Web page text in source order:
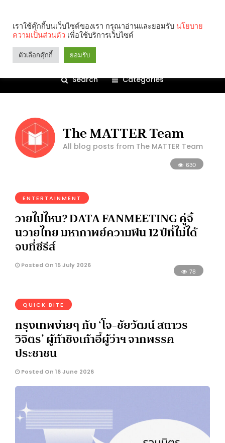
Search Categories
The MATTER Team
All blog posts from The MATTER Team
630
ENTERTAINMENT
วายไปไหน? DATA FANMEETING คู่จิ้
นวายไทย มหากาพย์ความฟิน 12 ปีที่ไม่ได้
จบที่ซีรีส์
Posted On 15 July 2026
78
QUICK BITE
กรุงเทพง่ายๆ กับ ‘โจ-ชัยวัฒน์ สถาวร
วิจิตร’ ผู้ท้าชิงเก้าอี้ผู้ว่าฯ จากพรรค
ประชาชน
Posted On 16 June 2026
เราใช้คุ๊กกี้บนเว็บไซต์ของเรา กรุณาอ่านและยอมรับ นโยบาย
ความเป็นส่วนตัว เพื่อใช้บริการเว็บไซต์
ตัวเลือกคุ๊กกี้ ยอมรับ